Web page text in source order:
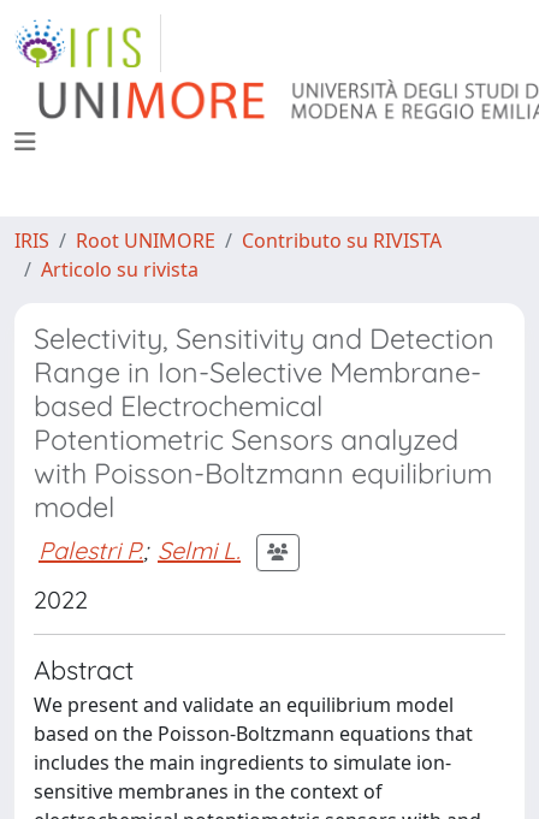
IRIS Root UNIMORE
Contributo su RIVISTA
Articolo su rivista
Selectivity, Sensitivity and Detection
Range in Ion-Selective Membrane-
based Electrochemical
Potentiometric Sensors analyzed
with Poisson-Boltzmann equilibrium
model
Palestri P.; Selmi L.
2022
Abstract
We present and validate an equilibrium model
based on the Poisson-Boltzmann equations that
includes the main ingredients to simulate ion-
sensitive membranes in the context of